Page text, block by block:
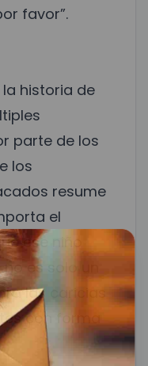
favor”.
historia de
parte de los
los
resume
el
ese niño
es solo un
las caricias
con forma